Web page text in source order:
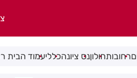
רחובותחולוןנס ציונהכלליעמוד הבית